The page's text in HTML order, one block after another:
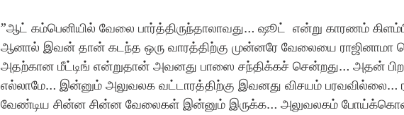
”ஆட் கம்பெனியில் வேலை பார்த்திருந்தாலாவது… ஷூட்  என்று காரணம்
ஆனால் இவன் தான் கடந்த ஒரு வாரத்திற்கு முன்னரே வேலையை ராஜினாமா
அதற்கான மீட்டிங் என்றுதான் அவனது பாஸை சந்திக்கச் சென்றது… அதன்
எல்லாமே… இன்னும் அலுவலக வட்டாரத்திற்கு இவனது விசயம் பரவவில்லை…
வேண்டிய சின்ன சின்ன வேலைகள் இன்னும் இருக்க… அலுவலகம்